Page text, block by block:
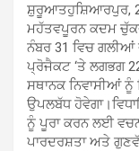
ਸ਼ੁਰੂਆਤਹੁਸ਼ਿਆਰਪੁਰ, 2
ਮਹੱਤਵਪੂਰਨ ਕਦਮ
ਨੰਬਰ 31 ਵਿਚ
ਪ੍ਰੋਜੈਕਟ ‘ਤੇ ਲਗਭਗ
ਸਥਾਨਕ ਨਿਵਾਸੀਆਂ ਨੂੰ
ਉਪਲਬੱਧ
ਨੂੰ ਪੂਰਾ ਕਰਨ ਲਈ
ਪਾਰਦਰਸ਼ਤਾ ਅਤੇ